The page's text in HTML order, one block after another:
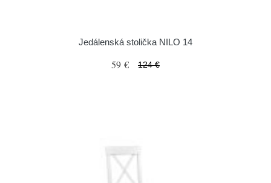
Jedálenská stolička NILO 14
59 € 124 €